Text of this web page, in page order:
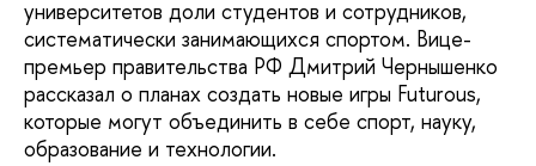
университетов доли студентов и сотрудников,
систематически занимающихся спортом. Вице-
премьер правительства РФ Дмитрий Чернышенко
рассказал о планах создать новые игры Futurous,
которые могут объединить в себе спорт, науку,
образование и технологии.